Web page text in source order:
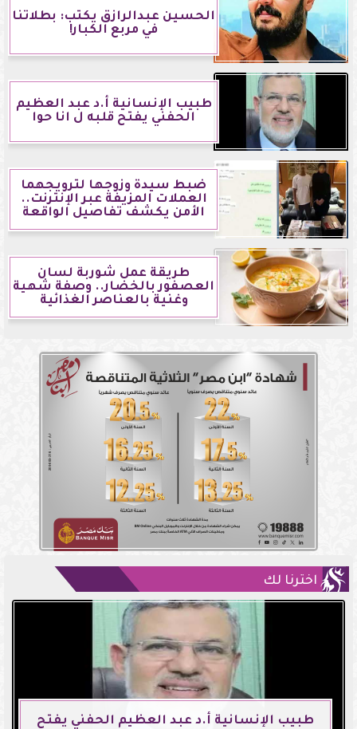
الحسين عبدالرازق يكتب: بطلاتنا
في مربع الكبار!
طبيب الإنسانية أ.د عبد العظيم
الحفني يفتح قلبه ل انا حوا
ضبط سيدة وزوجها لترويجهما
العملات المزيفة عبر الإنترنت..
الأمن يكشف تفاصيل الواقعة
طريقة عمل شوربة لسان
العصفور بالخضار.. وصفة شهية
وغنية بالعناصر الغذائية
اخترنا لك
طبيب الإنسانية أ.د عبد العظيم الحفني يفتح